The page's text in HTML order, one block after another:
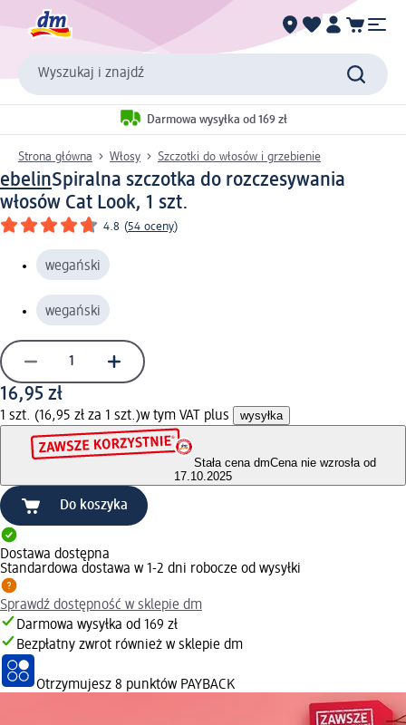
Wyszukaj i znajdź
Darmowa wysyłka od 169 zł
Strona główna Włosy Szczotki do włosów i grzebienie
ebelinSpiralna szczotka do rozczesywania
włosów Cat Look, 1 szt.
4.8 (54 oceny)
wegański
wegański
16,95 zł
1 szt. (16,95 zł za 1 szt.)w tym VAT plus wysyłka
Stała cena dmCena nie wzrosła od
17.10.2025
Do koszyka
Dostawa dostępna
Standardowa dostawa w 1-2 dni robocze od wysyłki
Sprawdź dostępność w sklepie dm
Darmowa wysyłka od 169 zł
Bezpłatny zwrot również w sklepie dm
Otrzymujesz 8 punktów PAYBACK